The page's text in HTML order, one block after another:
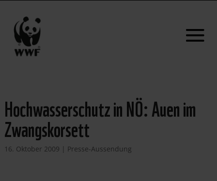
Hochwasserschutz in NÖ: Auen im
Zwangskorsett
16. Oktober 2009 | Presse-Aussendung